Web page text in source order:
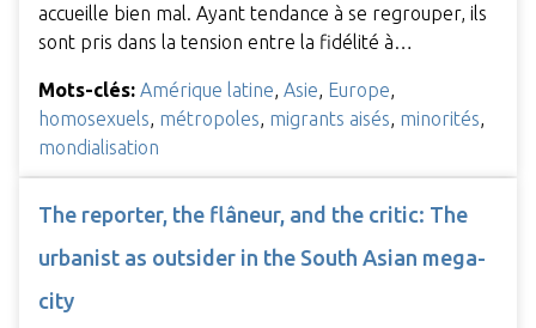
accueille bien mal. Ayant tendance à se regrouper, ils
sont pris dans la tension entre la fidélité à…
Mots-clés: Amérique latine, Asie, Europe,
homosexuels, métropoles, migrants aisés, minorités,
mondialisation
The reporter, the flâneur, and the critic: The
urbanist as outsider in the South Asian mega-
city